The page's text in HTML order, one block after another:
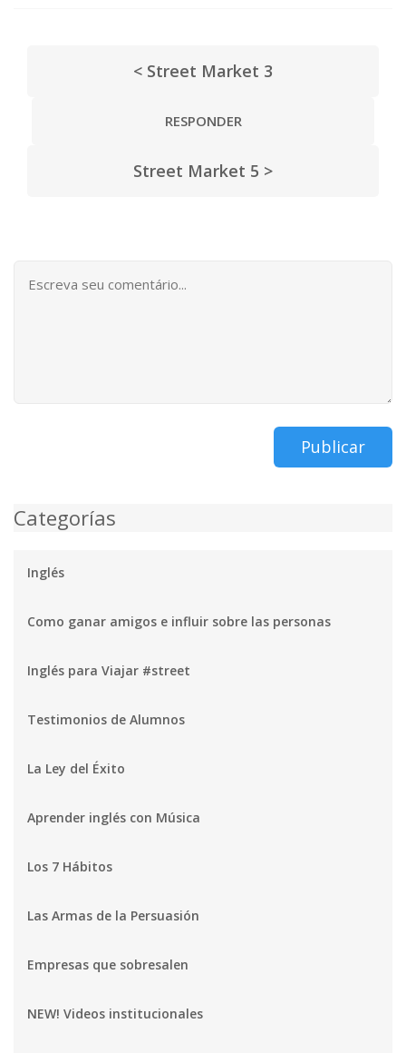
< Street Market 3
RESPONDER
Street Market 5 >
Publicar
Categorías
Inglés
Como ganar amigos e influir sobre las personas
Inglés para Viajar #street
Testimonios de Alumnos
La Ley del Éxito
Aprender inglés con Música
Los 7 Hábitos
Las Armas de la Persuasión
Empresas que sobresalen
NEW! Videos institucionales